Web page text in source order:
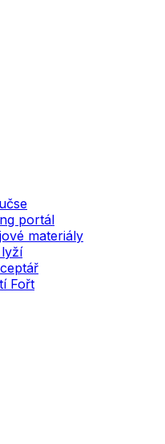
portál
materiály
Fořt